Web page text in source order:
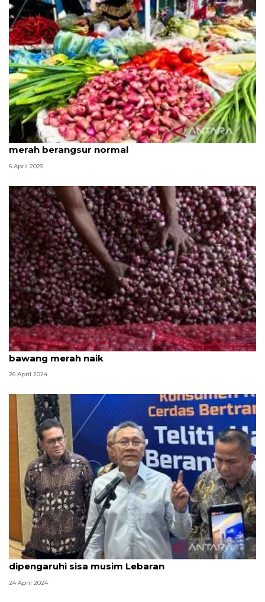
Kementan: Pasokan aman dan harga bawang
merah berangsur normal
6 April 2025
Satgas Pangan: Lebaran jadi kendala teknis harga
bawang merah naik
26 April 2024
Mendag: Kenaikan harga bawang merah
dipengaruhi sisa musim Lebaran
24 April 2024